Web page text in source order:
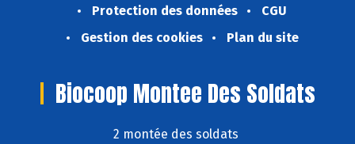
Protection des données
CGU
Gestion des cookies
Plan du site
Biocoop Montee Des Soldats
2 montée des soldats